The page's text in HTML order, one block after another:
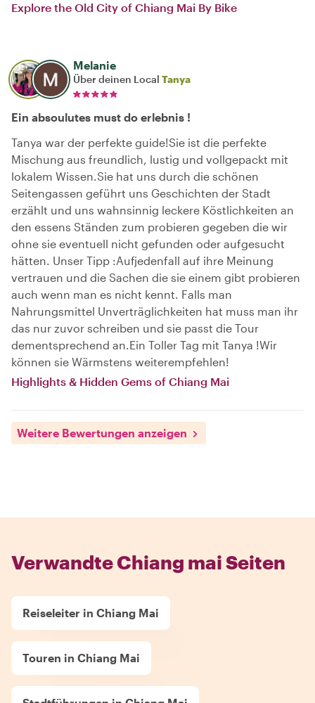
Explore the Old City of Chiang Mai By Bike
Melanie
Über deinen Local Tanya
Ein absoulutes must do erlebnis !
Tanya war der perfekte guide!Sie ist die perfekte
Mischung aus freundlich, lustig und vollgepackt mit
lokalem Wissen.Sie hat uns durch die schönen
Seitengassen geführt uns Geschichten der Stadt
erzählt und uns wahnsinnig leckere Köstlichkeiten an
den essens Ständen zum probieren gegeben die wir
ohne sie eventuell nicht gefunden oder aufgesucht
hätten. Unser Tipp :Aufjedenfall auf ihre Meinung
vertrauen und die Sachen die sie einem gibt probieren
auch wenn man es nicht kennt. Falls man
Nahrungsmittel Unverträglichkeiten hat muss man ihr
das nur zuvor schreiben und sie passt die Tour
dementsprechend an.Ein Toller Tag mit Tanya !Wir
können sie Wärmstens weiterempfehlen!
Highlights & Hidden Gems of Chiang Mai
Weitere Bewertungen anzeigen
Verwandte Chiang mai Seiten
Reiseleiter in Chiang Mai
Touren in Chiang Mai